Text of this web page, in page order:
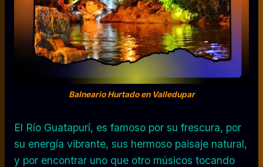
Balneario Hurtado en Valledupar
El Río Guatapurí, es famoso por su frescura, por
su energía vibrante, sus hermoso paisaje natural,
y por encontrar uno que otro músicos tocando